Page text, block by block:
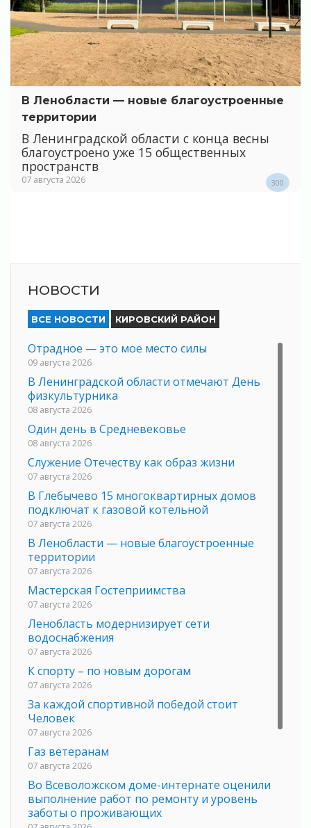
В Ленобласти — новые благоустроенные
территории
В Ленинградской области с конца весны
благоустроено уже 15 общественных
пространств
07 августа 2026 300
НОВОСТИ
ВСЕ НОВОСТИ КИРОВСКИЙ РАЙОН
Отрадное — это мое место силы
09 августа 2026
В Ленинградской области отмечают День
физкультурника
08 августа 2026
Один день в Средневековье
08 августа 2026
Служение Отечеству как образ жизни
07 августа 2026
В Глебычево 15 многоквартирных домов
подключат к газовой котельной
07 августа 2026
В Ленобласти — новые благоустроенные
территории
07 августа 2026
Мастерская Гостеприимства
07 августа 2026
Ленобласть модернизирует сети
водоснабжения
07 августа 2026
К спорту – по новым дорогам
07 августа 2026
За каждой спортивной победой стоит
Человек
07 августа 2026
Газ ветеранам
07 августа 2026
Во Всеволожском доме-интернате оценили
выполнение работ по ремонту и уровень
заботы о проживающих